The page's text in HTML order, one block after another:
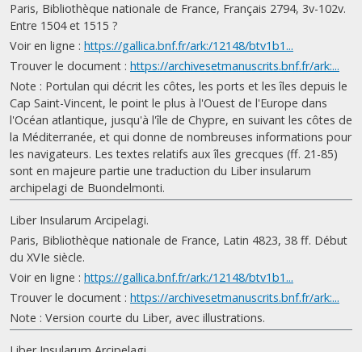
Paris, Bibliothèque nationale de France, Français 2794, 3v-102v.
Entre 1504 et 1515 ?
Voir en ligne : https://gallica.bnf.fr/ark:/12148/btv1b1...
Trouver le document : https://archivesetmanuscrits.bnf.fr/ark:...
Note : Portulan qui décrit les côtes, les ports et les îles depuis le
Cap Saint-Vincent, le point le plus à l'Ouest de l'Europe dans
l'Océan atlantique, jusqu'à l'île de Chypre, en suivant les côtes de
la Méditerranée, et qui donne de nombreuses informations pour
les navigateurs. Les textes relatifs aux îles grecques (ff. 21-85)
sont en majeure partie une traduction du Liber insularum
archipelagi de Buondelmonti.
Liber Insularum Arcipelagi.
Paris, Bibliothèque nationale de France, Latin 4823, 38 ff. Début
du XVIe siècle.
Voir en ligne : https://gallica.bnf.fr/ark:/12148/btv1b1...
Trouver le document : https://archivesetmanuscrits.bnf.fr/ark:...
Note : Version courte du Liber, avec illustrations.